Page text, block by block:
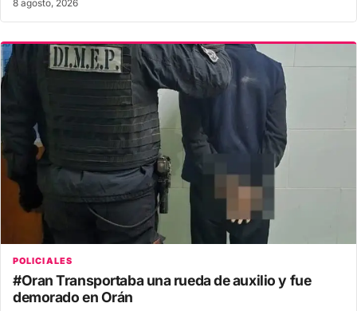
8 agosto, 2026
POLICIALES
#Oran Transportaba una rueda de auxilio y fue
demorado en Orán